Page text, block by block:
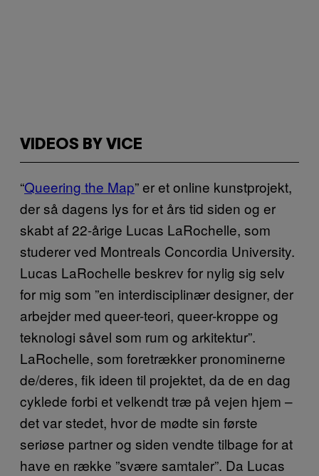
VIDEOS BY VICE
“Queering the Map” er et online kunstprojekt,
der så dagens lys for et års tid siden og er
skabt af 22-årige Lucas LaRochelle, som
studerer ved Montreals Concordia University.
Lucas LaRochelle beskrev for nylig sig selv
for mig som ”en interdisciplinær designer, der
arbejder med queer-teori, queer-kroppe og
teknologi såvel som rum og arkitektur”.
LaRochelle, som foretrækker pronominerne
de/deres, fik ideen til projektet, da de en dag
cyklede forbi et velkendt træ på vejen hjem –
det var stedet, hvor de mødte sin første
seriøse partner og siden vendte tilbage for at
have en række ”svære samtaler”. Da Lucas